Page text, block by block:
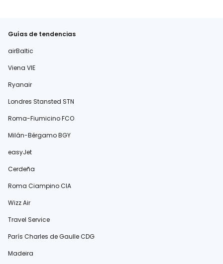
Guías de tendencias
airBaltic
Viena VIE
Ryanair
Londres Stansted STN
Roma-Fiumicino FCO
Milán-Bérgamo BGY
easyJet
Cerdeña
Roma Ciampino CIA
Wizz Air
Travel Service
París Charles de Gaulle CDG
Madeira